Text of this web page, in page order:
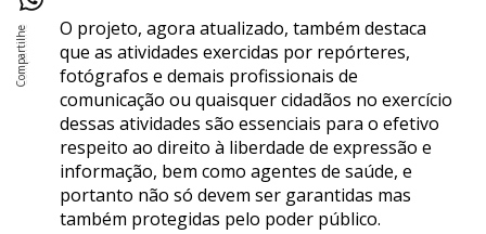
O projeto, agora atualizado, também destaca
que as atividades exercidas por repórteres,
fotógrafos e demais profissionais de
comunicação ou quaisquer cidadãos no exercício
dessas atividades são essenciais para o efetivo
respeito ao direito à liberdade de expressão e
informação, bem como agentes de saúde, e
portanto não só devem ser garantidas mas
também protegidas pelo poder público.